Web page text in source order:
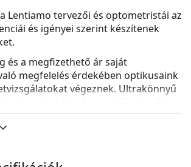
Lentiamo tervezői és optometristái az
és igényei szerint készítenek
és a megfizethető ár saját
megfelelés érdekében optikusaink
végeznek. Ultrakönnyű
amely kényelmesen illeszkedik az
érdekében tervezőink
mégis átfogó keretformákat